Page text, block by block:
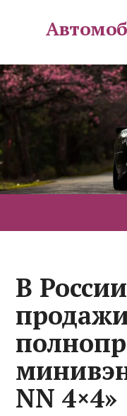
В
NN 4×4»